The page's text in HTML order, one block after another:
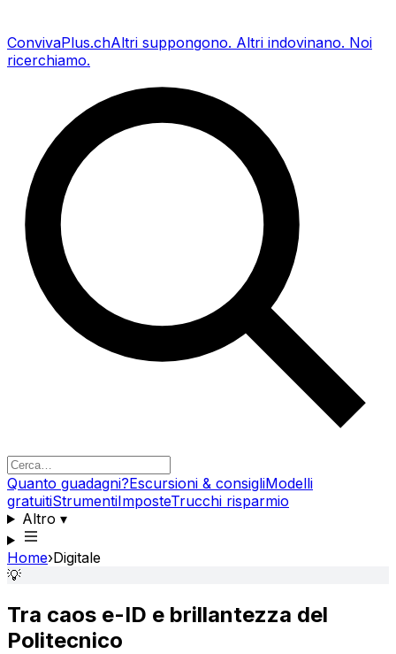
ConvivaPlus.chAltri suppongono. Altri indovinano. Noi
ricerchiamo.
Quanto guadagni?Escursioni & consigliModelli
gratuitiStrumentiImposteTrucchi risparmio
Altro ▾
Home›Digitale
💡
Tra caos e-ID e brillantezza del
Politecnico